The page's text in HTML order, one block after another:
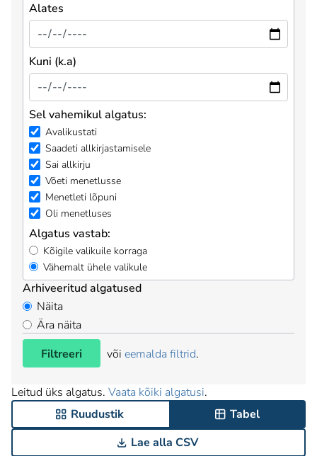
Alates
Kuni (k.a)
Sel vahemikul algatus:
Avalikustati
Saadeti allkirjastamisele
Sai allkirju
Võeti menetlusse
Menetleti lõpuni
Oli menetluses
Algatus vastab:
Kõigile valikuile korraga
Vähemalt ühele valikule
Arhiveeritud algatused
Näita
Ära näita
Filtreeri
või eemalda filtrid.
Leitud üks algatus. Vaata kõiki algatusi.
Ruudustik
Tabel
Lae alla CSV